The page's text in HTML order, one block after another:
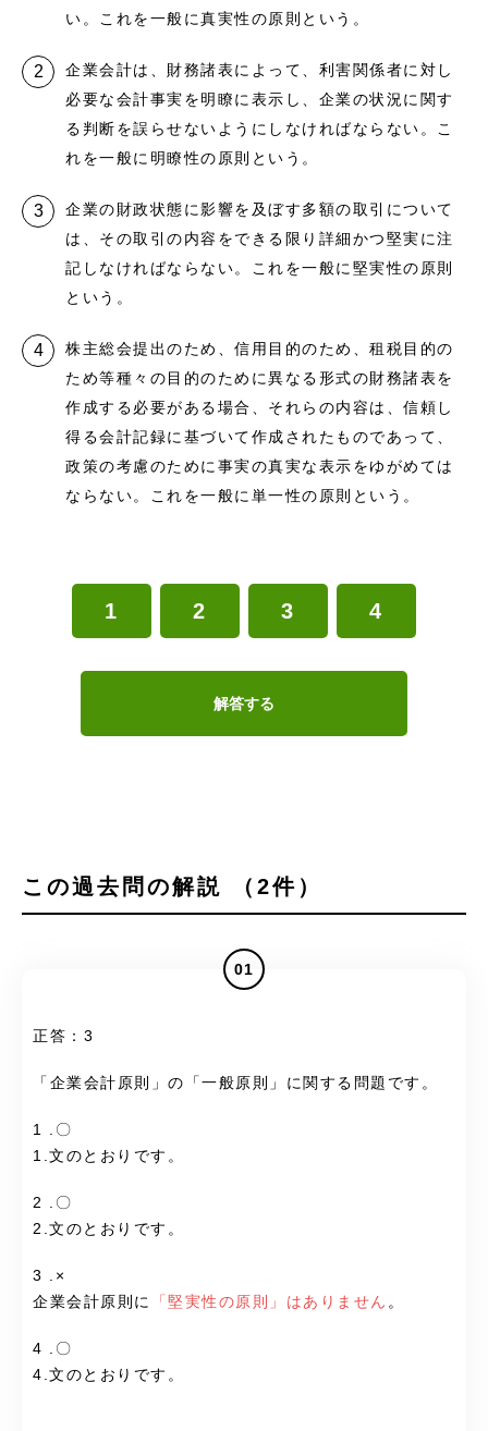
い。これを一般に真実性の原則という。
企業会計は、財務諸表によって、利害関係者に対し
必要な会計事実を明瞭に表示し、企業の状況に関す
る判断を誤らせないようにしなければならない。こ
れを一般に明瞭性の原則という。
企業の財政状態に影響を及ぼす多額の取引について
は、その取引の内容をできる限り詳細かつ堅実に注
記しなければならない。これを一般に堅実性の原則
という。
株主総会提出のため、信用目的のため、租税目的の
ため等種々の目的のために異なる形式の財務諸表を
作成する必要がある場合、それらの内容は、信頼し
得る会計記録に基づいて作成されたものであって、
政策の考慮のために事実の真実な表示をゆがめては
ならない。これを一般に単一性の原則という。
1 2 3 4
解答する
この過去問の解説 （2件）
01
正答：3
「企業会計原則」の「一般原則」に関する問題です。
1 .〇
1.文のとおりです。
2 .〇
2.文のとおりです。
3 .×
企業会計原則に
「堅実性の原則」はありません 。
4 .〇
4.文のとおりです。